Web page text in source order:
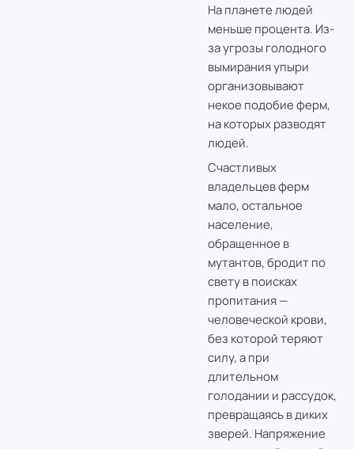
На планете людей
меньше процента. Из-
за угрозы голодного
вымирания упыри
организовывают
некое подобие ферм,
на которых разводят
людей.
Счастливых
владельцев ферм
мало, остальное
население,
обращенное в
мутантов, бродит по
свету в поисках
пропитания —
человеческой крови,
без которой теряют
силу, а при
длительном
голодании и рассудок,
превращаясь в диких
зверей. Напряжение